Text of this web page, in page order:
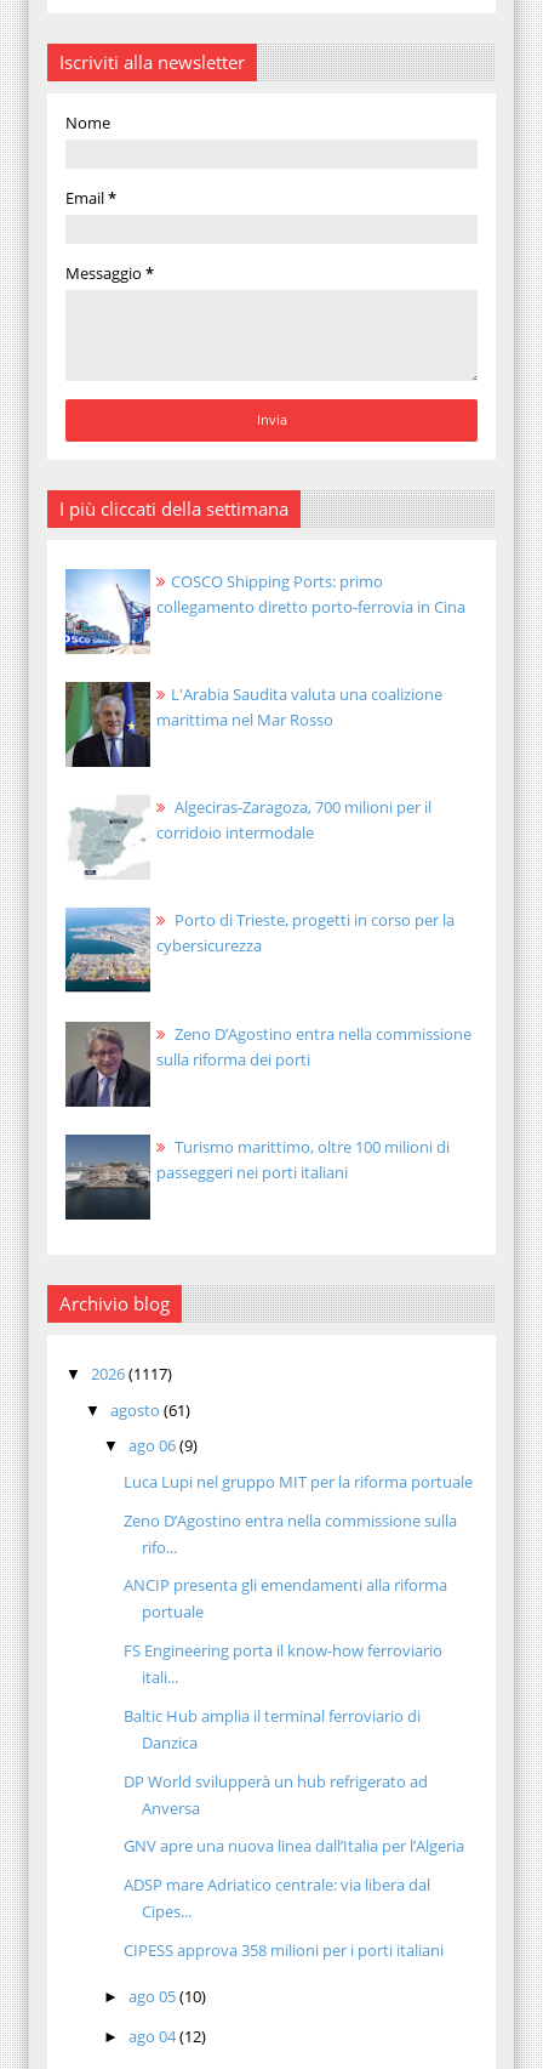
Iscriviti alla newsletter
Nome
Email*
Messaggio *
I più cliccati della settimana
COSCO Shipping Ports: primo
collegamento diretto porto-ferrovia in Cina
L'Arabia Saudita valuta una coalizione
marittima nel Mar Rosso
Algeciras-Zaragoza, 700 milioni per il
corridoio intermodale
Porto di Trieste, progetti in corso per la
cybersicurezza
Zeno D’Agostino entra nella commissione
sulla riforma dei porti
Turismo marittimo, oltre 100 milioni di
passeggeri nei porti italiani
Archivio blog
▼ 2026(1117)
▼ agosto (61)
▼ago 06(9)
Luca Lupi nel gruppo MIT per la riforma portuale
Zeno D’Agostino entra nella commissione sulla
rifo...
ANCIP presenta gli emendamenti alla riforma
portuale
FS Engineering porta il know-how ferroviario
itali...
Baltic Hub amplia il terminal ferroviario di
Danzica
DP World svilupperà un hub refrigerato ad
Anversa
GNV apre una nuova linea dall’Italia per l’Algeria
ADSP mare Adriatico centrale: via libera dal
Cipes...
CIPESS approva 358 milioni per i porti italiani
►ago 05(10)
►ago 04(12)